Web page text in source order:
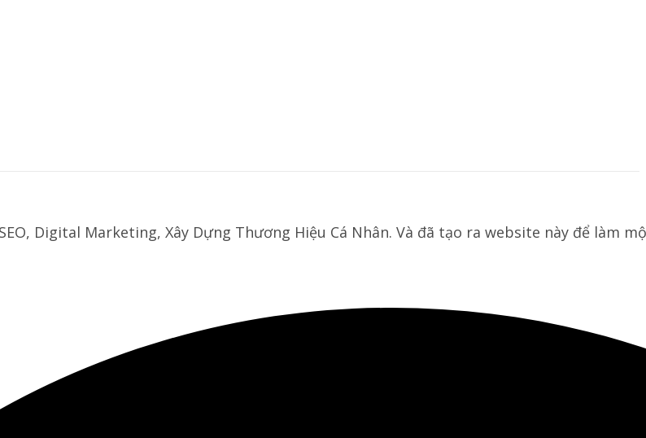
Digital Marketing, Xây Dựng Thương Hiệu Cá Nhân. Và đã tạo ra website này để